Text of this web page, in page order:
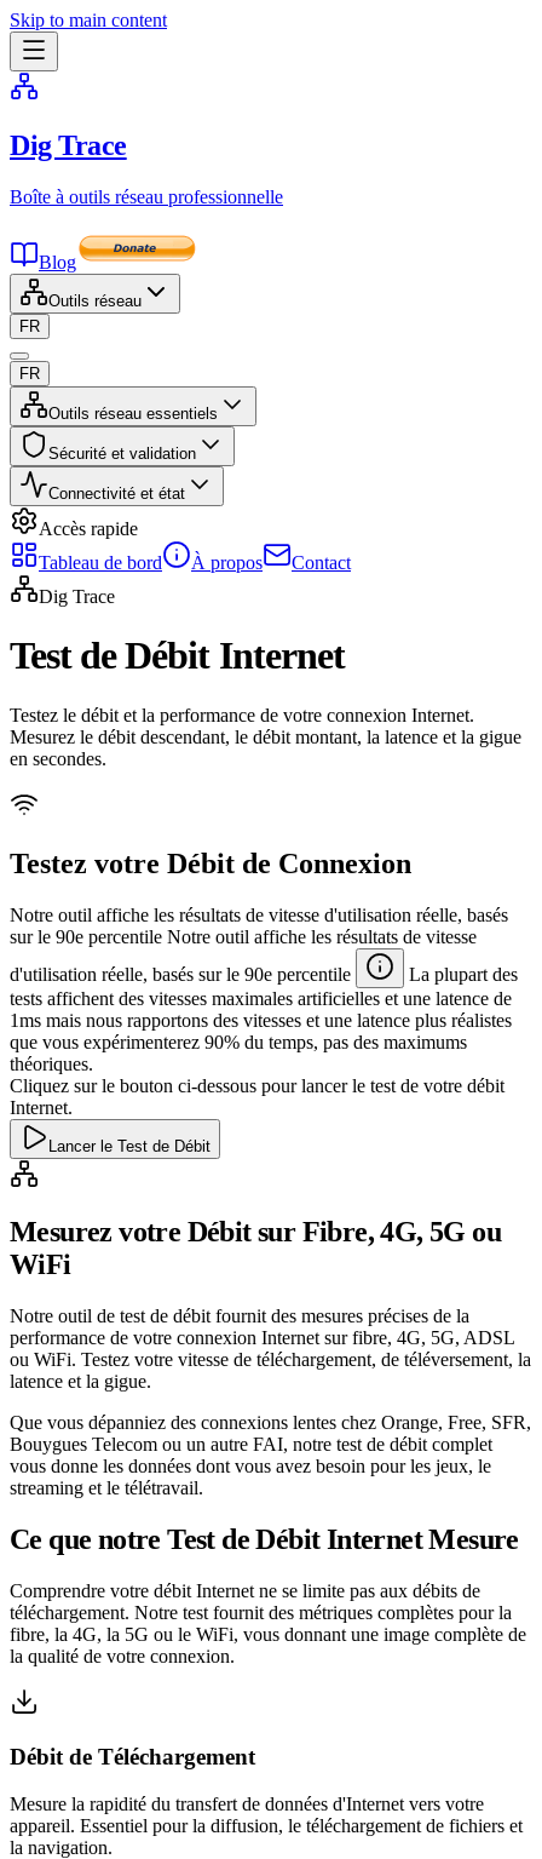
Skip to main content
Dig Trace
Boîte à outils réseau professionnelle
Blog
Outils réseau
FR
FR
Outils réseau essentiels
Sécurité et validation
Connectivité et état
Accès rapide
Tableau de bord
À propos
Contact
Dig Trace
Test de Débit Internet
Testez le débit et la performance de votre connexion Internet.
Mesurez le débit descendant, le débit montant, la latence et la gigue
en secondes.
Testez votre Débit de Connexion
Notre outil affiche les résultats de vitesse d'utilisation réelle, basés
sur le 90e percentile Notre outil affiche les résultats de vitesse
d'utilisation réelle, basés sur le 90e percentile
La plupart des
tests affichent des vitesses maximales artificielles et une latence de
1ms mais nous rapportons des vitesses et une latence plus réalistes
que vous expérimenterez 90% du temps, pas des maximums
théoriques.
Cliquez sur le bouton ci-dessous pour lancer le test de votre débit
Internet.
Lancer le Test de Débit
Mesurez votre Débit sur Fibre, 4G, 5G ou
WiFi
Notre outil de test de débit fournit des mesures précises de la
performance de votre connexion Internet sur fibre, 4G, 5G, ADSL
ou WiFi. Testez votre vitesse de téléchargement, de téléversement, la
latence et la gigue.
Que vous dépanniez des connexions lentes chez Orange, Free, SFR,
Bouygues Telecom ou un autre FAI, notre test de débit complet
vous donne les données dont vous avez besoin pour les jeux, le
streaming et le télétravail.
Ce que notre Test de Débit Internet Mesure
Comprendre votre débit Internet ne se limite pas aux débits de
téléchargement. Notre test fournit des métriques complètes pour la
fibre, la 4G, la 5G ou le WiFi, vous donnant une image complète de
la qualité de votre connexion.
Débit de Téléchargement
Mesure la rapidité du transfert de données d'Internet vers votre
appareil. Essentiel pour la diffusion, le téléchargement de fichiers et
la navigation.